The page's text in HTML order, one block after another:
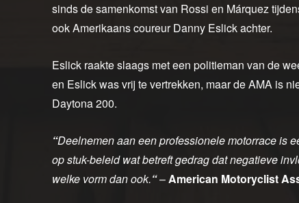
sinds de samenkomst van Rossi en Márquez
ook Amerikaans coureur Danny Eslick achter.
Eslick raakte slaags met een politieman van de
en Eslick was vrij te vertrekken, maar de AMA is
Daytona 200.
“Deelnemen aan een professionele motorrace is
op stuk-beleid wat betreft gedrag dat negatieve
welke vorm dan ook.“–American Motoryclist